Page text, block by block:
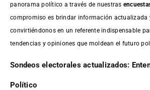
panorama político a través de nuestras
compromiso es brindar información actualizada
convirtiéndonos en un referente indispensable
tendencias y opiniones que moldean el futuro
Sondeos electorales actualizados:
Político